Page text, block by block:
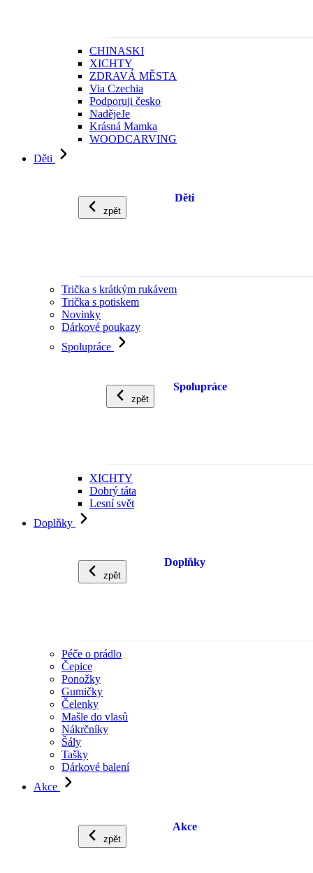
CHINASKI
XICHTY
ZDRAVÁ MĚSTA
Via Czechia
Podporuji česko
NadějeJe
Krásná Mamka
WOODCARVING
Děti
zpět
Děti
Trička s krátkým rukávem
Trička s potiskem
Novinky
Dárkové poukazy
Spolupráce
zpět
Spolupráce
XICHTY
Dobrý táta
Lesní svět
Doplňky
zpět
Doplňky
Péče o prádlo
Čepice
Ponožky
Gumičky
Čelenky
Mašle do vlasů
Nákrčníky
Šály
Tašky
Dárkové balení
Akce
zpět
Akce